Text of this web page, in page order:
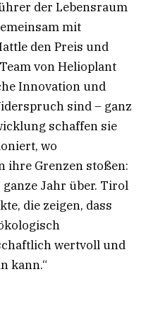
der Lebensraum
mit
den Preis und
von Helioplant
Innovation und
sind – ganz
schaffen sie
wo
ihre Grenzen stoßen:
Jahr über. Tirol
die zeigen, dass
wertvoll und
kann.“